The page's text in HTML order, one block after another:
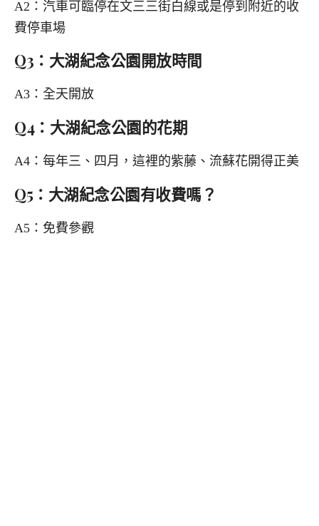
A2：汽車可臨停在文三三街白線或是停到附近的收
費停車場
Q3：大湖紀念公園開放時間
A3：全天開放
Q4：大湖紀念公園的花期
A4：每年三、四月，這裡的紫藤、流蘇花開得正美
Q5：大湖紀念公園有收費嗎？
A5：免費參觀